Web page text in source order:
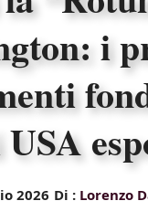
i
2026 Di : Lorenzo